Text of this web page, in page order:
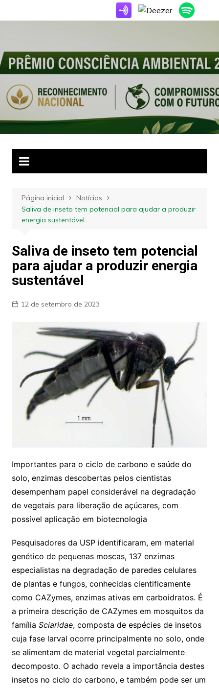
para
Página inicial
Notícias
Saliva de inseto tem potencial para ajudar a produzir
energia sustentável
Saliva de inseto tem potencial
para ajudar a produzir energia
sustentável
12 de setembro de 2023
Importantes para o ciclo de carbono e saúde do
solo, enzimas descobertas pelos cientistas
desempenham papel considerável na degradação
de vegetais para liberação de açúcares, com
possível aplicação em biotecnologia
Pesquisadores da USP identificaram, em material
genético de pequenas moscas, 137 enzimas
especialistas na degradação de paredes celulares
de plantas e fungos, conhecidas cientificamente
como CAZymes, enzimas ativas em carboidratos. É
a primeira descrição de CAZymes em mosquitos da
família Sciaridae, composta de espécies de insetos
cuja fase larval ocorre principalmente no solo, onde
se alimentam de material vegetal parcialmente
decomposto. O achado revela a importância destes
insetos no ciclo do carbono, e também pode ser um